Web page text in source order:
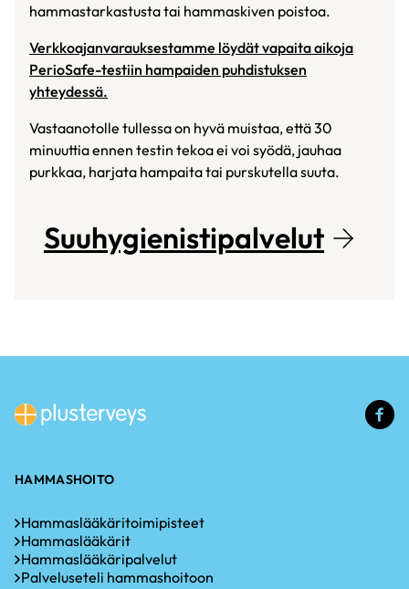
hammastarkastusta tai hammaskiven poistoa.
Verkkoajanvarauksestamme löydät vapaita aikoja
PerioSafe-testiin hampaiden puhdistuksen
yhteydessä.
Vastaanotolle tullessa on hyvä muistaa, että 30
minuuttia ennen testin tekoa ei voi syödä, jauhaa
purkkaa, harjata hampaita tai purskutella suuta.
Suuhygienistipalvelut
HAMMASHOITO
Hammaslääkäritoimipisteet
Hammaslääkärit
Hammaslääkäripalvelut
Palveluseteli hammashoitoon